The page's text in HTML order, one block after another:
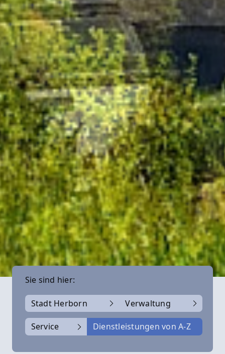
Sie sind hier:
Stadt Herborn Verwaltung
Service Dienstleistungen von A-Z